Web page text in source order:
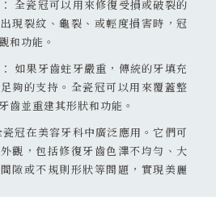
： 全瓷冠可以用來修復受損或破裂的
現裂紋、龜裂、或輕度損害時，冠
和功能。
： 如果牙齒蛀牙嚴重，傳統的牙填充
夠的支持。全瓷冠可以用來覆蓋整
齒並重建其形狀和功能。
瓷冠在美容牙科中廣泛應用。它們可
觀，包括修復牙齒色澤不均勻、大
隙或不規則形狀等問題，實現美麗